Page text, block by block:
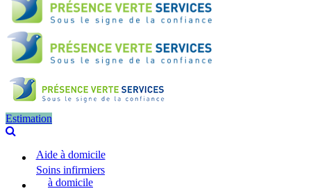
Estimation
Aide à domicile
Soins infirmiers
à domicile